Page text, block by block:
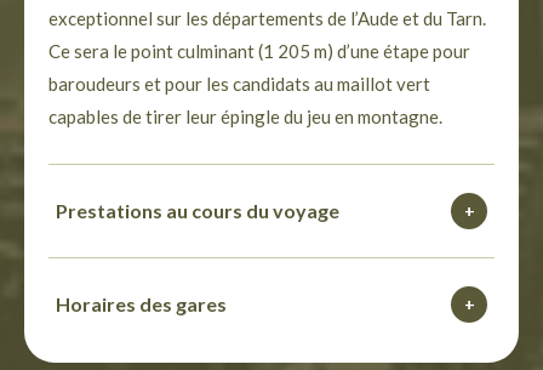
exceptionnel sur les départements de l’Aude et du Tarn.
Ce sera le point culminant (1 205 m) d’une étape pour
baroudeurs et pour les candidats au maillot vert
capables de tirer leur épingle du jeu en montagne.
Prestations au cours du voyage +
Horaires des gares +